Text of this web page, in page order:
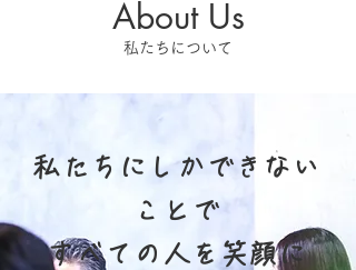
About Us
私たちについて
私たちにしかできない
ことで​
すべての人を笑顔に